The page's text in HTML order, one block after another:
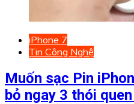
iPhone 7
Tin Công Nghệ
Muốn sạc Pin
bỏ ngay 3 thói